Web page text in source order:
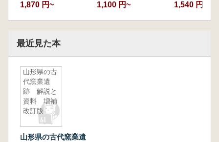
1,870 円~ 1,100 円~ 1,540 円
最近見た本
山形県の古
代窯業遺
跡 解説と
資料 増補
改訂版
山形県の古代窯業遺